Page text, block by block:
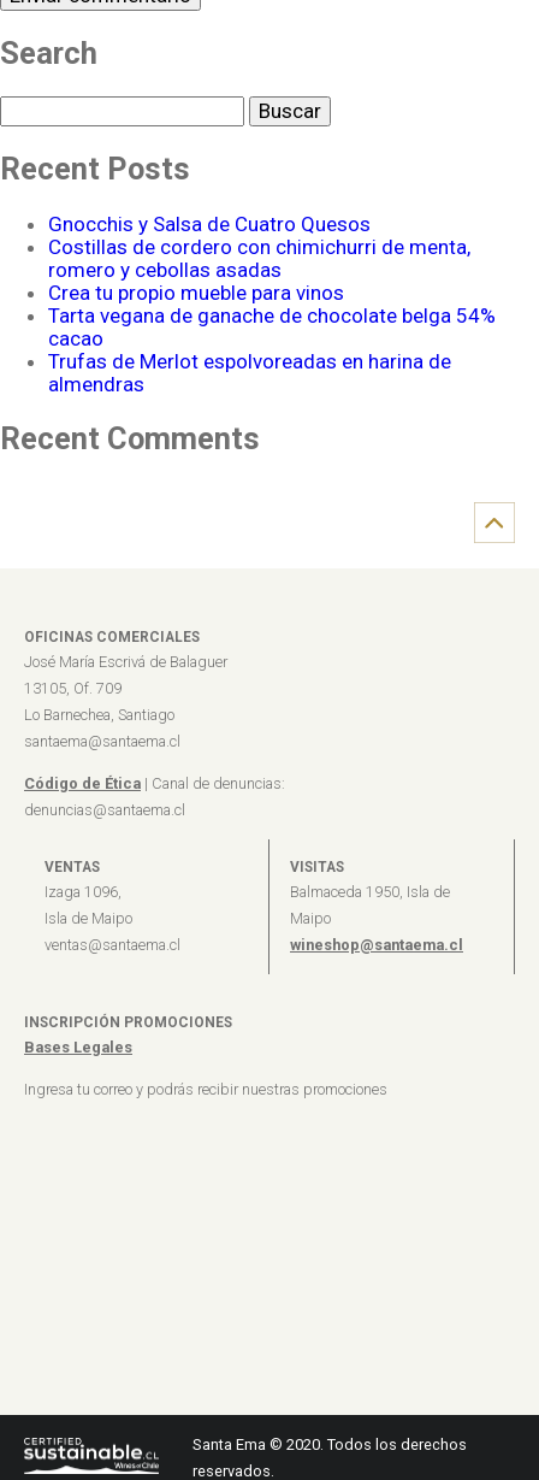
Search
Recent Posts
Gnocchis y Salsa de Cuatro Quesos
Costillas de cordero con chimichurri de menta,
romero y cebollas asadas
Crea tu propio mueble para vinos
Tarta vegana de ganache de chocolate belga 54%
cacao
Trufas de Merlot espolvoreadas en harina de
almendras
Recent Comments
OFICINAS COMERCIALES
José María Escrivá de Balaguer
13105, Of. 709
Lo Barnechea, Santiago
santaema@santaema.cl
Código de Ética | Canal de denuncias:
denuncias@santaema.cl
VENTAS
Izaga 1096,
Isla de Maipo
ventas@santaema.cl
VISITAS
Balmaceda 1950, Isla de
Maipo
wineshop@santaema.cl
INSCRIPCIÓN PROMOCIONES
Bases Legales
Ingresa tu correo y podrás recibir nuestras promociones
Santa Ema © 2020. Todos los derechos
reservados.